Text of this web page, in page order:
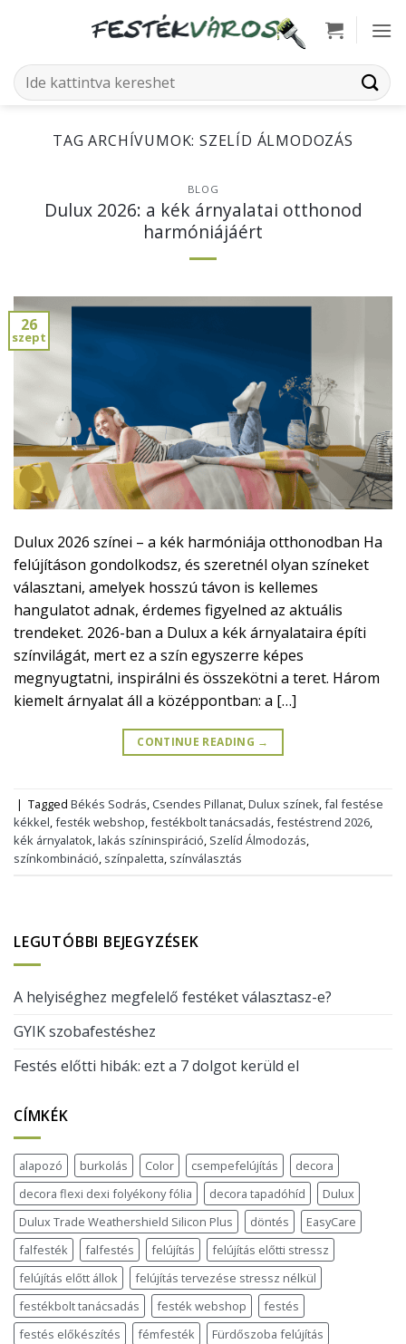
Keresés
a
TAG ARCHÍVUMOK: SZELÍD ÁLMODOZÁS
BLOG
Dulux 2026: a kék árnyalatai otthonod
harmóniájáért
26
szept
Dulux 2026 színei – a kék harmóniája otthonodban Ha
felújításon gondolkodsz, és szeretnél olyan színeket
választani, amelyek hosszú távon is kellemes
hangulatot adnak, érdemes figyelned az aktuális
trendeket. 2026-ban a Dulux a kék árnyalataira építi
színvilágát, mert ez a szín egyszerre képes
megnyugtatni, inspirálni és összekötni a teret. Három
kiemelt árnyalat áll a középpontban: a […]
CONTINUE READING →
| Tagged Békés Sodrás, Csendes Pillanat,Dulux színek,fal festése
kékkel,festék webshop,festékbolt tanácsadás,festéstrend 2026,
kék árnyalatok,lakás színinspiráció, Szelíd Álmodozás,
színkombináció, színpaletta, színválasztás
LEGUTÓBBI BEJEGYZÉSEK
A helyiséghez megfelelő festéket választasz-e?
GYIK szobafestéshez
Festés előtti hibák: ezt a 7 dolgot kerüld el
CÍMKÉK
alapozó burkolás Color csempefelújítás
decora
decora flexi dexi folyékony fólia
decora tapadóhíd
Dulux
Dulux Trade Weathershield Silicon Plus
döntés
EasyCare
falfesték
falfestés felújítás
felújítás előtti stressz
felújítás előtt állok
felújítás tervezése stressz nélkül
festékbolt tanácsadás
festék webshop
festés
festés előkészítés
fémfesték
Fürdőszoba felújítás